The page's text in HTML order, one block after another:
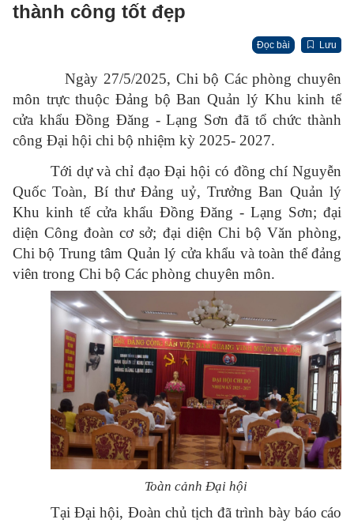
thành công tốt đẹp
Đọc bài Lưu
Ngày 27/5/2025, Chi bộ Các phòng chuyên
môn trực thuộc Đảng bộ Ban Quản lý Khu kinh tế
cửa khẩu Đồng Đăng - Lạng Sơn đã tổ chức thành
công Đại hội chi bộ nhiệm kỳ 2025- 2027.
Tới dự và chỉ đạo Đại hội có đồng chí Nguyễn
Quốc Toàn, Bí thư Đảng uỷ, Trưởng Ban Quản lý
Khu kinh tế cửa khẩu Đồng Đăng - Lạng Sơn; đại
diện Công đoàn cơ sở; đại diện Chi bộ Văn phòng,
Chi bộ Trung tâm Quản lý cửa khẩu và toàn thể đảng
viên trong Chi bộ Các phòng chuyên môn.
Toàn cảnh Đại hội
Tại Đại hội, Đoàn chủ tịch đã trình bày báo cáo